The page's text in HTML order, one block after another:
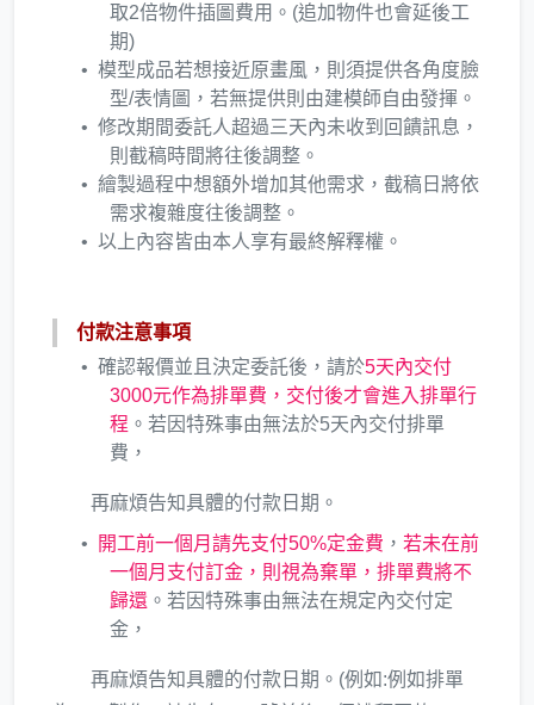
取2倍物件插圖費用。(追加物件也會延後工
期)
模型成品若想接近原畫風，則須提供各角度臉
型/表情圖，若無提供則由建模師自由發揮。
修改期間委託人超過三天內未收到回饋訊息，
則截稿時間將往後調整。
繪製過程中想額外增加其他需求，截稿日將依
需求複雜度往後調整。
以上內容皆由本人享有最終解釋權。
付款注意事項
確認報價並且決定委託後，請於5天內交付
3000元作為排單費，交付後才會進入排單行
程 。若因特殊事由無法於5天內交付排單
費，
再麻煩告知具體的付款日期。
開工前一個月請先支付50%定金費 ， 若未在前
一個月支付訂金，則視為棄單，排單費將不
歸還 。若因特殊事由無法在規定內交付定
金，
再麻煩告知具體的付款日期。(例如:例如排單